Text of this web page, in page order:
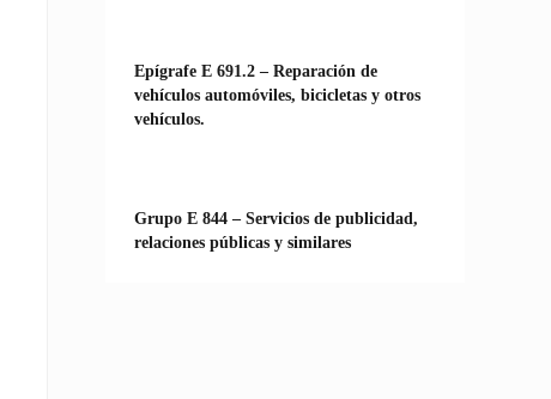
Epígrafe E 691.2 – Reparación de
vehículos automóviles, bicicletas y otros
vehículos.
Grupo E 844 – Servicios de publicidad,
relaciones públicas y similares